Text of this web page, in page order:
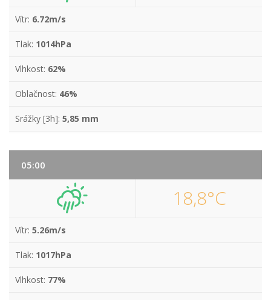
Vítr: 6.72m/s
Tlak: 1014hPa
Vlhkost: 62%
Oblačnost: 46%
Srážky [3h]: 5,85 mm
05:00
18,8°C
Vítr: 5.26m/s
Tlak: 1017hPa
Vlhkost: 77%